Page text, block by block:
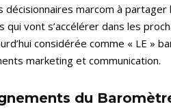
marcom à
vont s’accélérer dans les
considérée comme « LE »
marketing et communication.
du